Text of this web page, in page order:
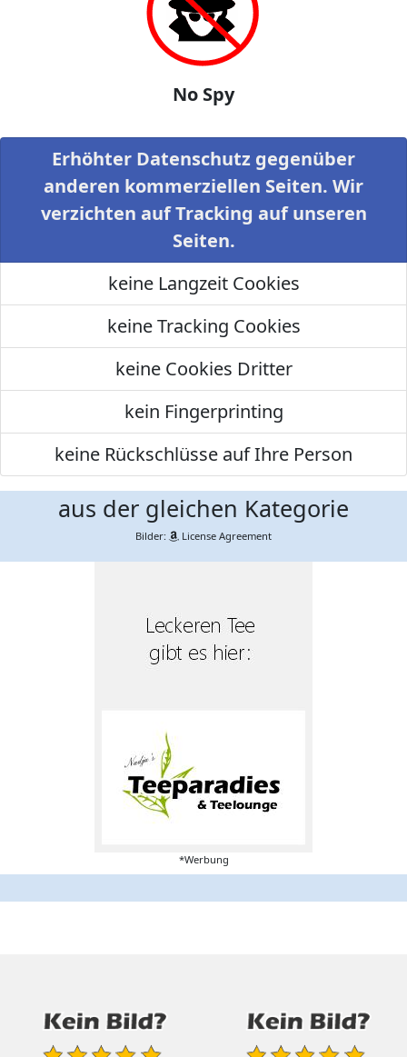
No Spy
Erhöhter Datenschutz gegenüber
anderen kommerziellen Seiten. Wir
verzichten auf Tracking auf unseren
Seiten.
keine Langzeit Cookies
keine Tracking Cookies
keine Cookies Dritter
kein Fingerprinting
keine Rückschlüsse auf Ihre Person
aus der gleichen Kategorie
Bilder: License Agreement
*Werbung